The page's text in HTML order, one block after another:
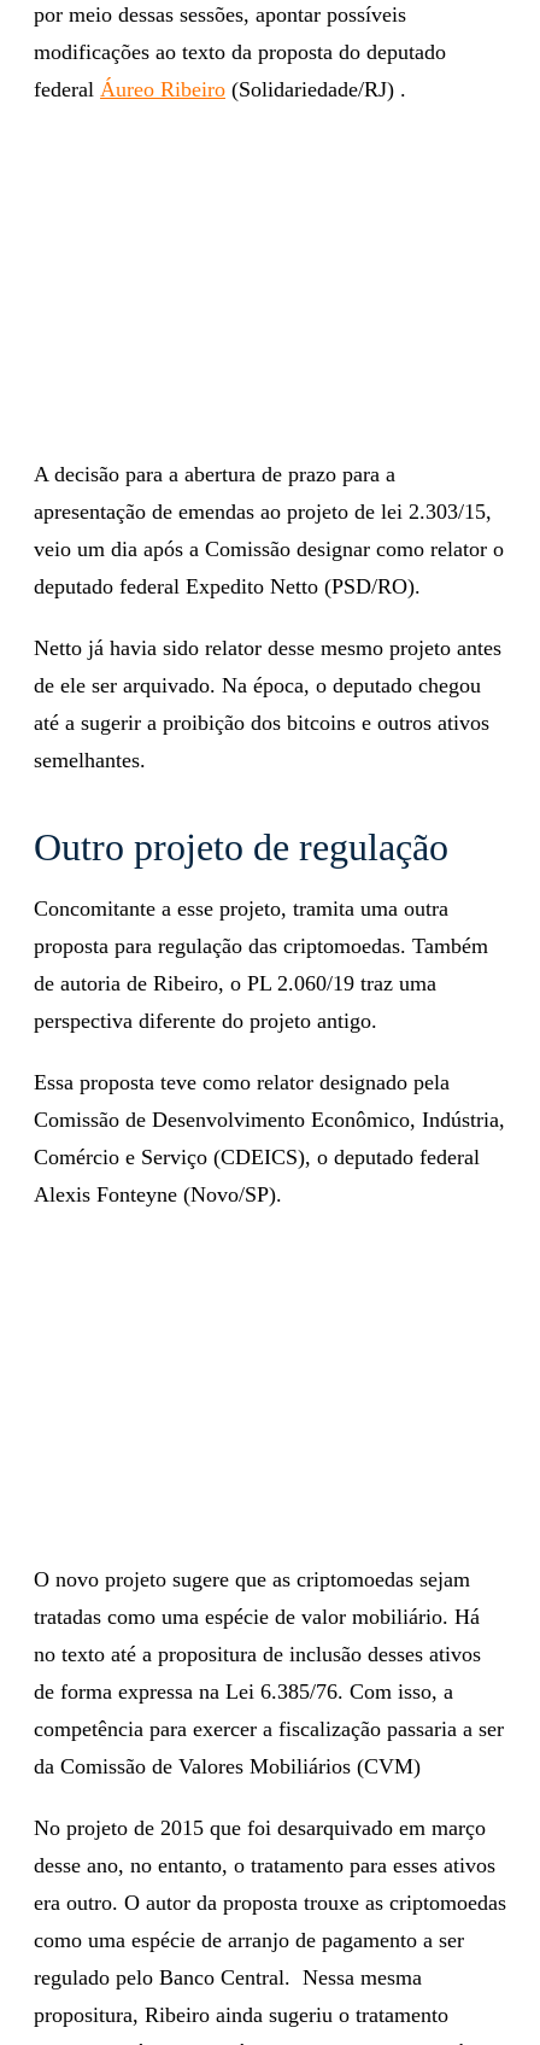
por meio dessas sessões, apontar possíveis
modificações ao texto da proposta do deputado
federal Áureo Ribeiro (Solidariedade/RJ) .
A decisão para a abertura de prazo para a
apresentação de emendas ao projeto de lei 2.303/15,
veio um dia após a Comissão designar como relator o
deputado federal Expedito Netto (PSD/RO).
Netto já havia sido relator desse mesmo projeto antes
de ele ser arquivado. Na época, o deputado chegou
até a sugerir a proibição dos bitcoins e outros ativos
semelhantes.
Outro projeto de regulação
Concomitante a esse projeto, tramita uma outra
proposta para regulação das criptomoedas. Também
de autoria de Ribeiro, o PL 2.060/19 traz uma
perspectiva diferente do projeto antigo.
Essa proposta teve como relator designado pela
Comissão de Desenvolvimento Econômico, Indústria,
Comércio e Serviço (CDEICS), o deputado federal
Alexis Fonteyne (Novo/SP).
O novo projeto sugere que as criptomoedas sejam
tratadas como uma espécie de valor mobiliário. Há
no texto até a propositura de inclusão desses ativos
de forma expressa na Lei 6.385/76. Com isso, a
competência para exercer a fiscalização passaria a ser
da Comissão de Valores Mobiliários (CVM)
No projeto de 2015 que foi desarquivado em março
desse ano, no entanto, o tratamento para esses ativos
era outro. O autor da proposta trouxe as criptomoedas
como uma espécie de arranjo de pagamento a ser
regulado pelo Banco Central. Nessa mesma
propositura, Ribeiro ainda sugeriu o tratamento